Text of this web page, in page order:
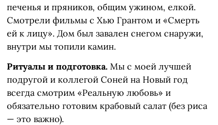
печенья и пряников, общим ужином, елкой.
Смотрели фильмы с Хью Грантом и «Смерть
ей к лицу». Дом был завален снегом снаружи,
внутри мы топили камин.
Ритуалы и подготовка. Мы с моей лучшей
подругой и коллегой Соней на Новый год
всегда смотрим «Реальную любовь» и
обязательно готовим крабовый салат (без риса
— это важно).